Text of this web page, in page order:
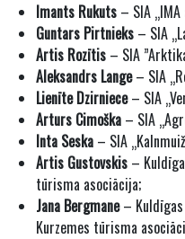
Imants Rukuts – SIA
Guntars Pirtnieks – SIA
Artis Rozītis – SIA
Aleksandrs Lange– SIA
Lienīte Dzirniece– SIA
Arturs Cimoška – SIA
Inta Seska – SIA
Artis Gustovskis –
tūrisma asociācija;
Jana Bergmane–
Kurzemes tūrisma